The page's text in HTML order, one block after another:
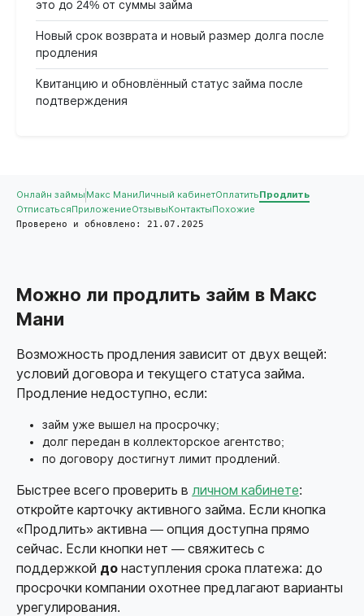
это до 24% от суммы займа
Новый срок возврата и новый размер долга после
продления
Квитанцию и обновлённый статус займа после
подтверждения
Онлайн займы Макс МаниЛичный кабинетОплатить Продлить
Отписаться ПриложениеОтзывы Контакты Похожие
Проверено и обновлено: 21.07.2025
Можно ли продлить займ в Макс
Мани
Возможность продления зависит от двух вещей:
условий договора и текущего статуса займа.
Продление недоступно, если:
займ уже вышел на просрочку;
долг передан в коллекторское агентство;
по договору достигнут лимит продлений.
Быстрее всего проверить в личном кабинете:
откройте карточку активного займа. Если кнопка
«Продлить» активна — опция доступна прямо
сейчас. Если кнопки нет — свяжитесь с
поддержкой до наступления срока платежа: до
просрочки компании охотнее предлагают варианты
урегулирования.